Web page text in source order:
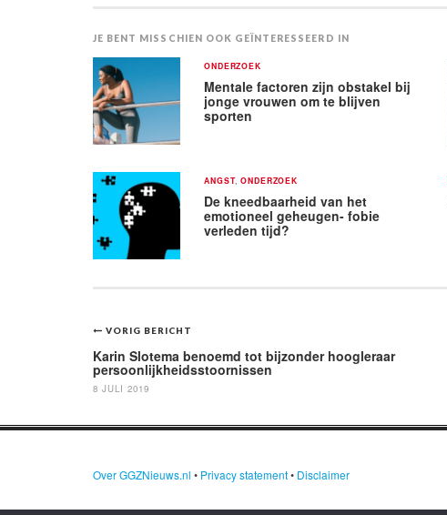
JE BENT MISSCHIEN OOK GEÏNTERESSEERD IN
ONDERZOEK
Mentale factoren zijn obstakel bij
jonge vrouwen om te blijven
sporten
ANGST,ONDERZOEK
De kneedbaarheid van het
emotioneel geheugen- fobie
verleden tijd?
Bericht
navigatie
VORIG BERICHT
Karin Slotema benoemd tot bijzonder hoogleraar
persoonlijkheidsstoornissen
8 JULI 2019
Over GGZNieuws.nl • Privacy statement• Disclaimer